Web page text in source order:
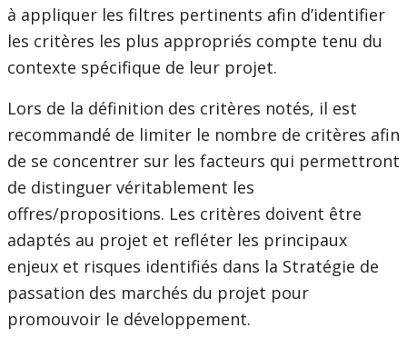
à appliquer les filtres pertinents afin d’identifier
les critères les plus appropriés compte tenu du
contexte spécifique de leur projet.
Lors de la définition des critères notés, il est
recommandé de limiter le nombre de critères afin
de se concentrer sur les facteurs qui permettront
de distinguer véritablement les
offres/propositions. Les critères doivent être
adaptés au projet et refléter les principaux
enjeux et risques identifiés dans la Stratégie de
passation des marchés du projet pour
promouvoir le développement.